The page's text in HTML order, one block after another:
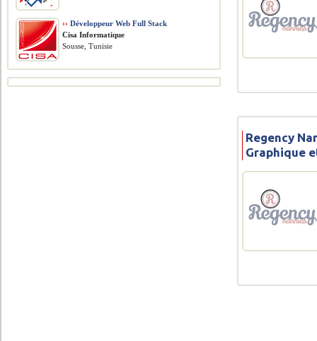
Regency
Graphique
›› Développeur Web Full Stack
Cisa Informatique
Sousse, Tunisie